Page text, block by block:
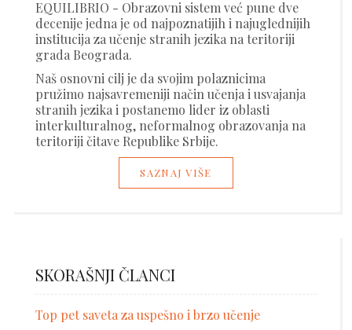
EQUILIBRIO - Obrazovni sistem već pune dve
decenije jedna je od najpoznatijih i najuglednijih
institucija za učenje stranih jezika na teritoriji
grada Beograda.
Naš osnovni cilj je da svojim polaznicima
pružimo najsavremeniji način učenja i usvajanja
stranih jezika i postanemo lider iz oblasti
interkulturalnog, neformalnog obrazovanja na
teritoriji čitave Republike Srbije.
SAZNAJ VIŠE
SKORAŠNJI ČLANCI
Top pet saveta za uspešno i brzo učenje